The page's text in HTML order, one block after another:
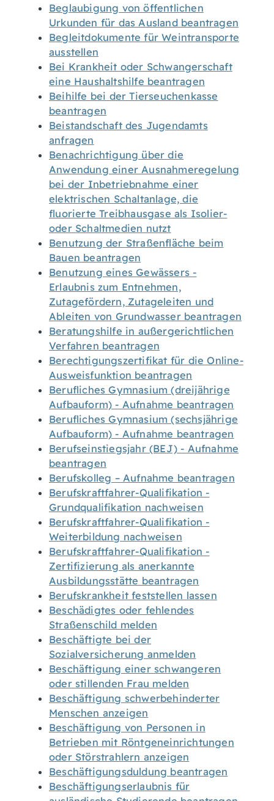
Beglaubigung von öffentlichen
Urkunden für das Ausland beantragen
Begleitdokumente für Weintransporte
ausstellen
Bei Krankheit oder Schwangerschaft
eine Haushaltshilfe beantragen
Beihilfe bei der Tierseuchenkasse
beantragen
Beistandschaft des Jugendamts
anfragen
Benachrichtigung über die
Anwendung einer Ausnahmeregelung
bei der Inbetriebnahme einer
elektrischen Schaltanlage, die
fluorierte Treibhausgase als Isolier-
oder Schaltmedien nutzt
Benutzung der Straßenfläche beim
Bauen beantragen
Benutzung eines Gewässers -
Erlaubnis zum Entnehmen,
Zutagefördern, Zutageleiten und
Ableiten von Grundwasser beantragen
Beratungshilfe in außergerichtlichen
Verfahren beantragen
Berechtigungszertifikat für die Online-
Ausweisfunktion beantragen
Berufliches Gymnasium (dreijährige
Aufbauform) - Aufnahme beantragen
Berufliches Gymnasium (sechsjährige
Aufbauform) - Aufnahme beantragen
Berufseinstiegsjahr (BEJ) - Aufnahme
beantragen
Berufskolleg – Aufnahme beantragen
Berufskraftfahrer-Qualifikation -
Grundqualifikation nachweisen
Berufskraftfahrer-Qualifikation -
Weiterbildung nachweisen
Berufskraftfahrer-Qualifikation -
Zertifizierung als anerkannte
Ausbildungsstätte beantragen
Berufskrankheit feststellen lassen
Beschädigtes oder fehlendes
Straßenschild melden
Beschäftigte bei der
Sozialversicherung anmelden
Beschäftigung einer schwangeren
oder stillenden Frau melden
Beschäftigung schwerbehinderter
Menschen anzeigen
Beschäftigung von Personen in
Betrieben mit Röntgeneinrichtungen
oder Störstrahlern anzeigen
Beschäftigungsduldung beantragen
Beschäftigungserlaubnis für